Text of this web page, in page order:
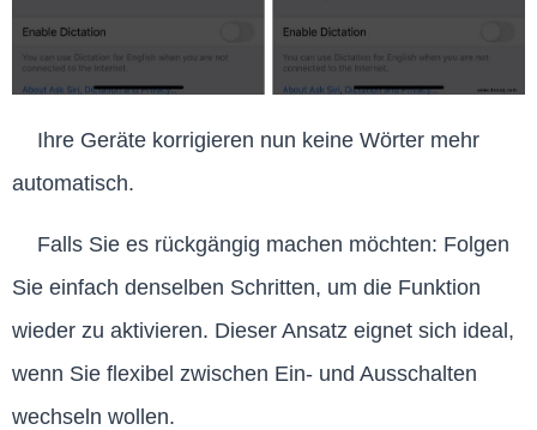
Ihre Geräte korrigieren nun keine Wörter mehr
automatisch.
Falls Sie es rückgängig machen möchten: Folgen
Sie einfach denselben Schritten, um die Funktion
wieder zu aktivieren. Dieser Ansatz eignet sich ideal,
wenn Sie flexibel zwischen Ein- und Ausschalten
wechseln wollen.